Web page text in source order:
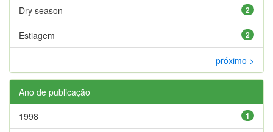
2
Dry season
2
Estiagem
próximo >
Ano de publicação
1
1998